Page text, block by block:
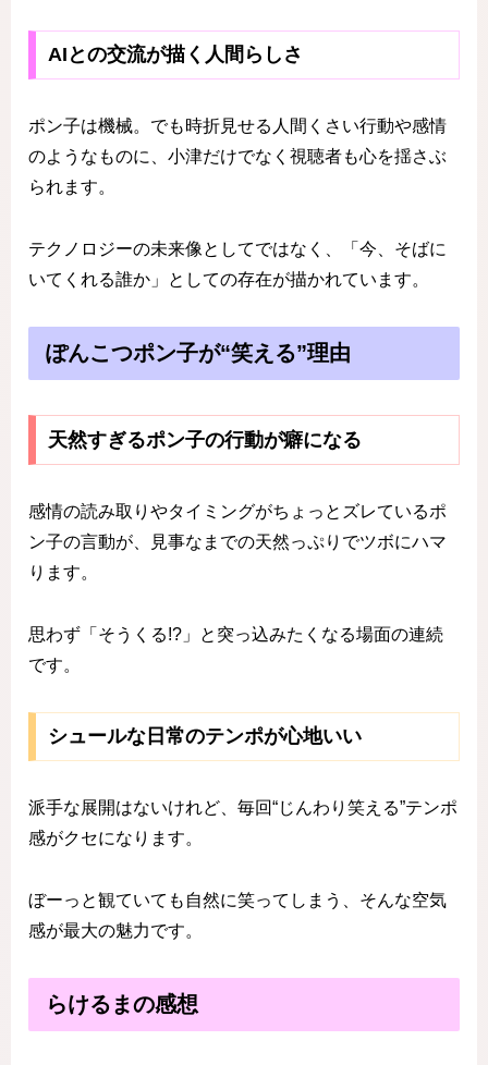
AIとの交流が描く人間らしさ
ポン子は機械。でも時折見せる人間くさい行動や感情
のようなものに、小津だけでなく視聴者も心を揺さぶ
られます。
テクノロジーの未来像としてではなく、「今、そばに
いてくれる誰か」としての存在が描かれています。
ぽんこつポン子が“笑える”理由
天然すぎるポン子の行動が癖になる
感情の読み取りやタイミングがちょっとズレているポ
ン子の言動が、見事なまでの天然っぷりでツボにハマ
ります。
思わず「そうくる!?」と突っ込みたくなる場面の連続
です。
シュールな日常のテンポが心地いい
派手な展開はないけれど、毎回“じんわり笑える”テンポ
感がクセになります。
ぼーっと観ていても自然に笑ってしまう、そんな空気
感が最大の魅力です。
らけるまの感想